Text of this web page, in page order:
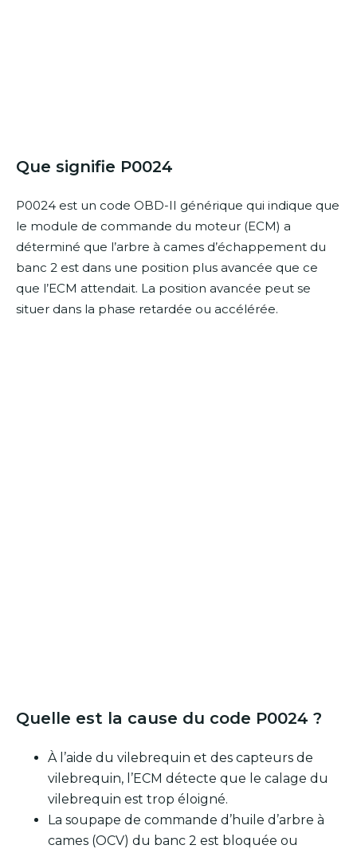
Que signifie P0024
P0024 est un code OBD-II générique qui indique que
le module de commande du moteur (ECM) a
déterminé que l’arbre à cames d’échappement du
banc 2 est dans une position plus avancée que ce
que l’ECM attendait. La position avancée peut se
situer dans la phase retardée ou accélérée.
Quelle est la cause du code P0024 ?
À l’aide du vilebrequin et des capteurs de
vilebrequin, l’ECM détecte que le calage du
vilebrequin est trop éloigné.
La soupape de commande d’huile d’arbre à
cames (OCV) du banc 2 est bloquée ou